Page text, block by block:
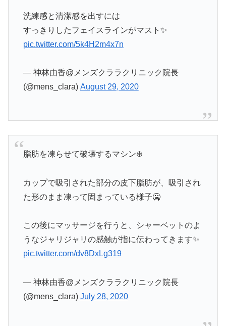
洗練感と清潔感を出すには
すっきりしたフェイスラインがマスト✨
pic.twitter.com/5k4H2m4x7n
— 神林由香@メンズクララクリニック院長
(@mens_clara) August 29, 2020
脂肪を凍らせて破壊するマシン❄️
カップで吸引された部分の皮下脂肪が、吸引され
た形のまま凍って固まっている様子🥶
この後にマッサージを行うと、シャーベットのよ
うなジャリジャリの感触が指に伝わってきます✨
pic.twitter.com/dv8DxLg319
— 神林由香@メンズクララクリニック院長
(@mens_clara) July 28, 2020